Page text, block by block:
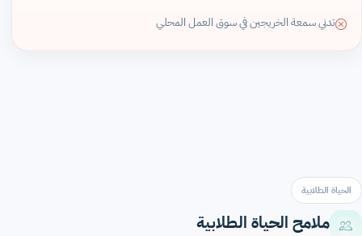
تدني سمعة الخريجين في سوق العمل المحلي
الحياة الطلابية
ملامح الحياة الطلابية